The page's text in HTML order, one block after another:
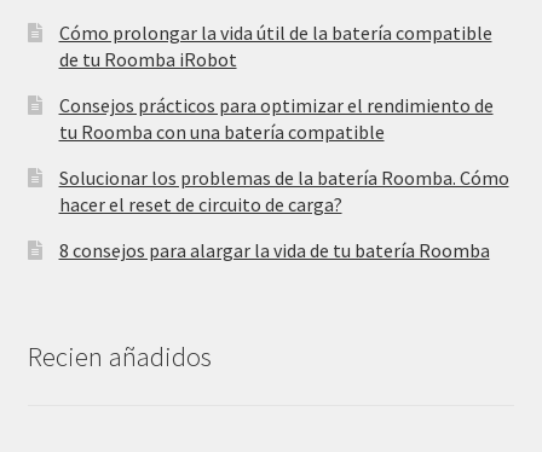
Cómo prolongar la vida útil de la batería compatible
de tu Roomba iRobot
Consejos prácticos para optimizar el rendimiento de
tu Roomba con una batería compatible
Solucionar los problemas de la batería Roomba. Cómo
hacer el reset de circuito de carga?
8 consejos para alargar la vida de tu batería Roomba
Recien añadidos